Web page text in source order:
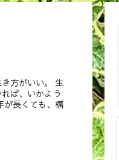
方がいい。 生
ば、いかよう
が長くても、構